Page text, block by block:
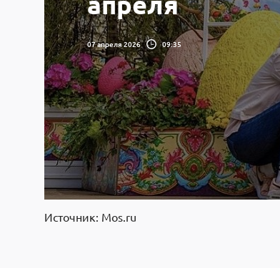
07 апреля 2026 09:35
Источник: Mos.ru